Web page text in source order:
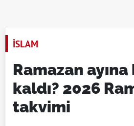
İSLAM
Ramazan
kaldı? 2026
takvimi